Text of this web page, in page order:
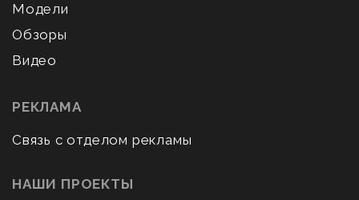
Модели
Обзоры
Видео
РЕКЛАМА
Связь с отделом рекламы
НАШИ ПРОЕКТЫ